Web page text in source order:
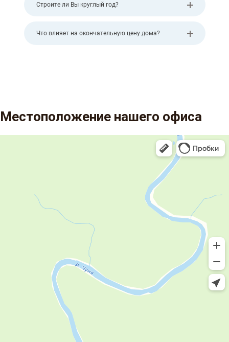
Строите ли Вы круглый год?
Что влияет на окончательную цену дома?
Местоположение нашего офиса